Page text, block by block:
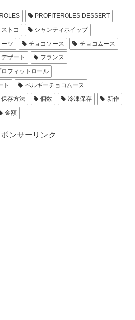
PROFITEROLES DESSERT
ストコ
シャンティホイップ
ーツ チョコソース
チョコムース
デザート
フランス
ロフィットロール
ト
ベルギーチョコムース
保存方法 個数 冷凍保存
新作
金額
ポンサーリンク